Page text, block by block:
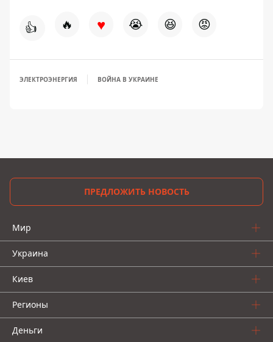
👍 🔥 ♥ 😭 😆 😡
ЭЛЕКТРОЭНЕРГИЯ ВОЙНА В УКРАИНЕ
ПРЕДЛОЖИТЬ НОВОСТЬ
Мир
Украина
Киев
Регионы
Деньги